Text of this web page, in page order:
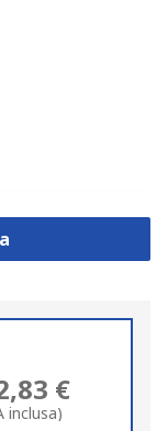
€
inclusa)